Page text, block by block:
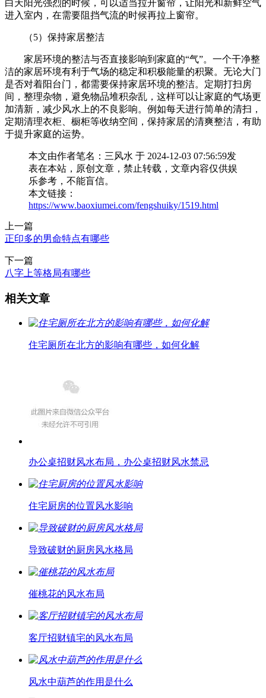
白天阳光强烈的时候，可以适当拉开窗帘，让阳光和新鲜空气
进入室内，在需要阻挡气流的时候再拉上窗帘。
（5）保持家居整洁
家居环境的整洁与否直接影响到家庭的“气”。一个干净整
洁的家居环境有利于气场的稳定和积极能量的积聚。无论大门
是否对着阳台门，都需要保持家居环境的整洁。定期打扫房
间，整理杂物，避免物品堆积杂乱，这样可以让家庭的气场更
加清新，减少风水上的不良影响。例如每天进行简单的清扫，
定期清理衣柜、橱柜等收纳空间，保持家居的清爽整洁，有助
于提升家庭的运势。
本文由作者笔名：三风水 于 2024-12-03 07:56:59发
表在本站，原创文章，禁止转载，文章内容仅供娱
乐参考，不能盲信。
本文链接：
https://www.baoxiumei.com/fengshuiky/1519.html
上一篇
正印多的男命特点有哪些
下一篇
八字上等格局有哪些
相关文章
住宅厕所在北方的影响有哪些，如何化解
办公桌招财风水布局，办公桌招财风水禁忌
住宅厨房的位置风水影响
导致破财的厨房风水格局
催桃花的风水布局
客厅招财镇宅的风水布局
风水中葫芦的作用是什么